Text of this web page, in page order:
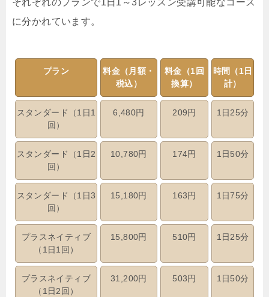
それぞれのプランで1日1～3レッスン受講可能なコース
に分かれています。
プラン
料金（月額・
税込）
料金（1回
換算）
時間（1日
計）
スタンダード（1日1
回）
6,480円 209円 1日25分
スタンダード（1日2
回）
10,780円 174円 1日50分
スタンダード（1日3
回）
15,180円 163円 1日75分
プラスネイティブ
（1日1回）
15,800円 510円 1日25分
プラスネイティブ
（1日2回）
31,200円 503円 1日50分